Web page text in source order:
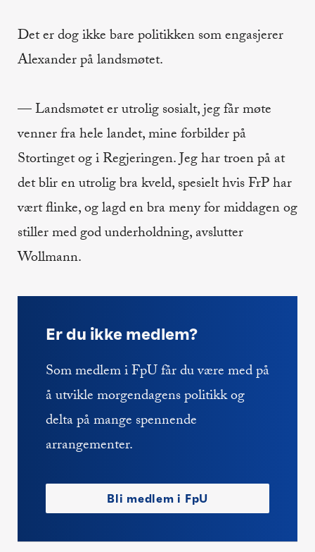
Det er dog ikke bare politikken som engasjerer
Alexander på landsmøtet.
— Landsmøtet er utrolig sosialt, jeg får møte
venner fra hele landet, mine forbilder på
Stortinget og i Regjeringen. Jeg har troen på at
det blir en utrolig bra kveld, spesielt hvis FrP har
vært flinke, og lagd en bra meny for middagen og
stiller med god underholdning, avslutter
Wollmann.
Er du ikke medlem?
Som medlem i FpU får du være med på
å utvikle morgendagens politikk og
delta på mange spennende
arrangementer.
Bli medlem i FpU